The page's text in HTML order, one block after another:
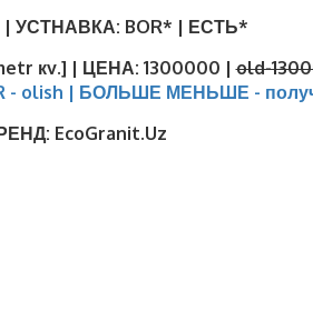
| УСТНАВКА: BOR* | ЕСТЬ*
кv.] | ЦЕНА: 1300000 |old-
- olish | БОЛЬШЕ МЕНЬШЕ -
EcoGranit.Uz